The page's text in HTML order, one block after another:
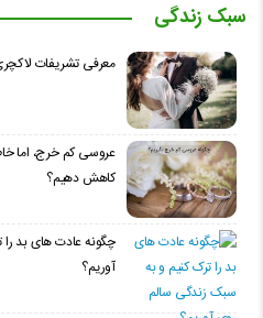
سبک زندگی
معرفی تشریفات
عروسی کم خرج، اما
کاهش دهیم؟
چگونه عادت‌ های بد
آوریم؟